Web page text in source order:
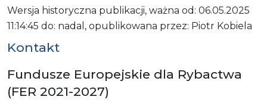
Wersja historyczna publikacji, ważna od: 06.05.2025
11:14:45 do: nadal, opublikowana przez: Piotr Kobiela
Kontakt
Fundusze Europejskie dla Rybactwa
(FER 2021-2027)